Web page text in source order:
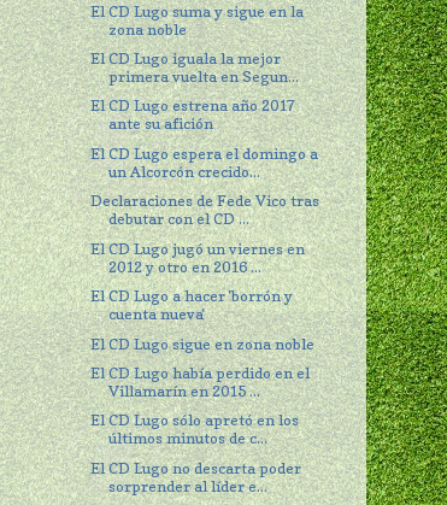
El CD Lugo suma y sigue en la
zona noble
El CD Lugo iguala la mejor
primera vuelta en Segun...
El CD Lugo estrena año 2017
ante su afición
El CD Lugo espera el domingo a
un Alcorcón crecido...
Declaraciones de Fede Vico tras
debutar con el CD ...
El CD Lugo jugó un viernes en
2012 y otro en 2016 ...
El CD Lugo a hacer 'borrón y
cuenta nueva'
El CD Lugo sigue en zona noble
El CD Lugo había perdido en el
Villamarín en 2015 ...
El CD Lugo sólo apretó en los
últimos minutos de c...
El CD Lugo no descarta poder
sorprender al líder e...